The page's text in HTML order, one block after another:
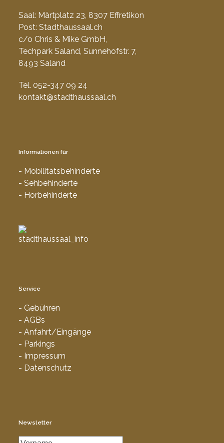
Saal: Märtplatz 23, 8307 Effretikon
Post: Stadthaussaal.ch
c/o Chris & Mike GmbH,
Techpark Saland, Sunnehofstr. 7,
8493 Saland
Tel. 052-347 09 24
kontakt@stadthaussaal.ch
Informationen für
- Mobilitätsbehinderte
- Sehbehinderte
- Hörbehinderte
Service
- Gebühren
- AGBs
- Anfahrt/Eingänge
- Parkings
- Impressum
- Datenschutz
Newsletter